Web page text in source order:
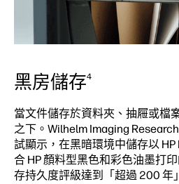
黑房儲存4
當文件儲存於資料夾、抽屜或檔
之下。Wilhelm Imaging
試顯示，在黑暗環境中儲存以
合 HP 顏料型黑色和彩色油墨打
存持久度評級達到「超過 200 年